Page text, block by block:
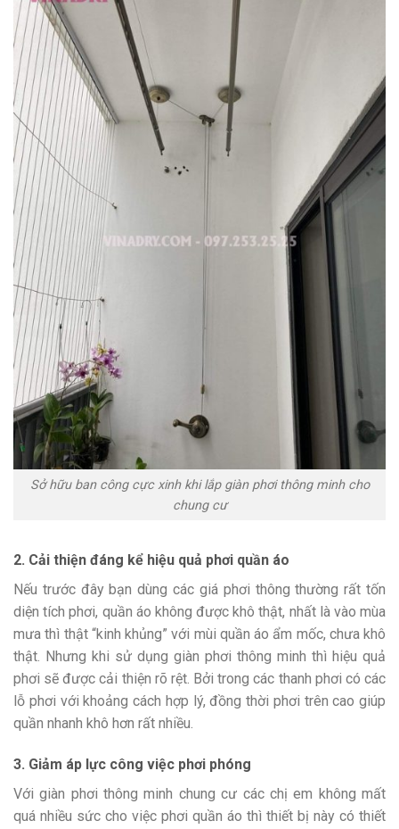
Sở hữu ban công cực xinh khi lắp giàn phơi thông minh cho
chung cư
2. Cải thiện đáng kể hiệu quả phơi quần áo
Nếu trước đây bạn dùng các giá phơi thông thường rất tốn
diện tích phơi, quần áo không được khô thật, nhất là vào mùa
mưa thì thật “kinh khủng” với mùi quần áo ẩm mốc, chưa khô
thật. Nhưng khi sử dụng giàn phơi thông minh thì hiệu quả
phơi sẽ được cải thiện rõ rệt. Bởi trong các thanh phơi có các
lỗ phơi với khoảng cách hợp lý, đồng thời phơi trên cao giúp
quần nhanh khô hơn rất nhiều.
3. Giảm áp lực công việc phơi phóng
Với giàn phơi thông minh chung cư các chị em không mất
quá nhiều sức cho việc phơi quần áo thì thiết bị này có thiết